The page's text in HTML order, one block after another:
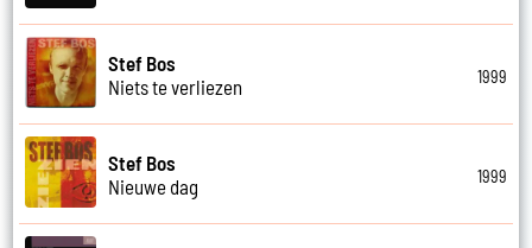
Stef Bos
Niets te verliezen
1999
Stef Bos
Nieuwe dag
1999